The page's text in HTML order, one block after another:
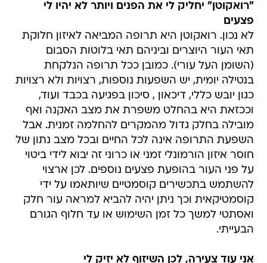
"רואקוטן" יחליק לי את הפנים ויותר לא יהיו לי
פצעים
לא נכון. רואקוטן היא תרופה המביאה לאיזון חלוקת
תאי העור היוצרים וביניהם תאי בלוטות הסבום
(השומן העל עורי). כמובן ככל תרופה הנלקחת
בנטילה יומית, יש השפעות נוספות, רצויות ולא רצויות
כגון יובש כללי, דיכאון , סיכון בפגיעה בכבד ועוד,
וככזאת היא בהחלט משפרת את מצב האקנה ואף
מובילה בחלק גדול מהמקרים להחלמה זמנית. אבל
השפעת התרופה אינה לכל החיים ובכל מצב נתון של
חוסר איזון הורמונלי זמני או כרוני זה יבוא לידי ביטוי
על פני העור בהופעת פצעים נוספים. לכן ארצוי
להשתמש בתכשירים קוסמטיים שיותאמו על ידי
קוסמטיקאית וכך ניתן יהיה להביא למראה עור חלק
ואסתטי למשך כל זמן השימוש או עד חלוף הגורם
הבעייתי.
אני עוד צעירה, לכן השיזוף לא יזיק לי